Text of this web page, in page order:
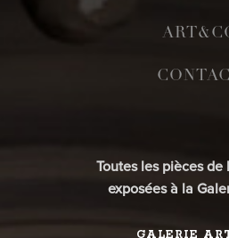
Toutes les pièces
exposées à la
GALERIE